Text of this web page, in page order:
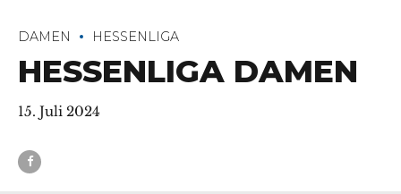
DAMEN HESSENLIGA
HESSENLIGA DAMEN
15. Juli 2024